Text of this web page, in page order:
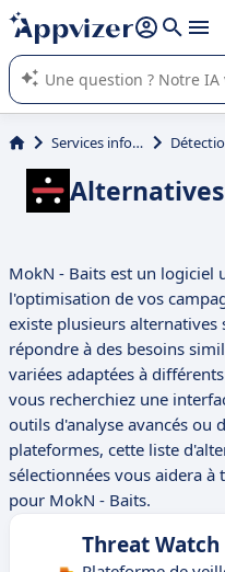
répondre (plusieurs lignes avec
L'IA de Appvizer vous guide
logiciel SaaS en entreprise.
Services informatiques
MokN - Baits est un logiciel
l'optimisation de vos
existe plusieurs
répondre à des besoins
variées adaptées à
vous recherchiez une
outils d'analyse avancés ou
plateformes, cette liste
sélectionnées vous aidera
pour MokN - Baits.
Threat Watch